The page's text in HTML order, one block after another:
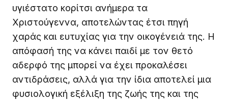
υγιέστατο κορίτσι ανήμερα τα
Χριστούγεννα, αποτελώντας έτσι πηγή
χαράς και ευτυχίας για την οικογένειά της. Η
απόφασή της να κάνει παιδί με τον θετό
αδερφό της μπορεί να έχει προκαλέσει
αντιδράσεις, αλλά για την ίδια αποτελεί μια
φυσιολογική εξέλιξη της ζωής της και της